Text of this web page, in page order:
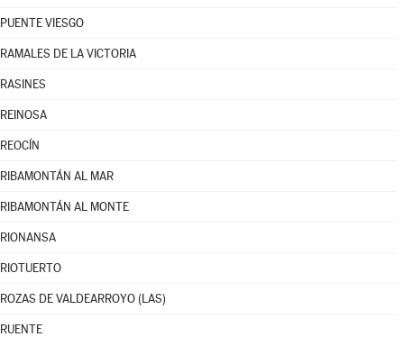
PUENTE VIESGO
RAMALES DE LA VICTORIA
RASINES
REINOSA
REOCÍN
RIBAMONTÁN AL MAR
RIBAMONTÁN AL MONTE
RIONANSA
RIOTUERTO
ROZAS DE VALDEARROYO (LAS)
RUENTE